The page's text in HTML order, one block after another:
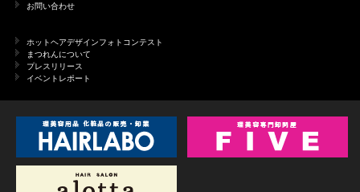
お問い合わせ
ホットヘアデザインフォトコンテスト
まつれんについて
プレスリリース
イベントレポート